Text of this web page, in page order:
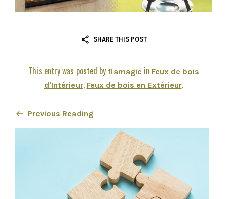
SHARE THIS POST
This entry was posted by flamagic in Feux de bois
d'Intérieur, Feux de bois en Extérieur.
Previous Reading